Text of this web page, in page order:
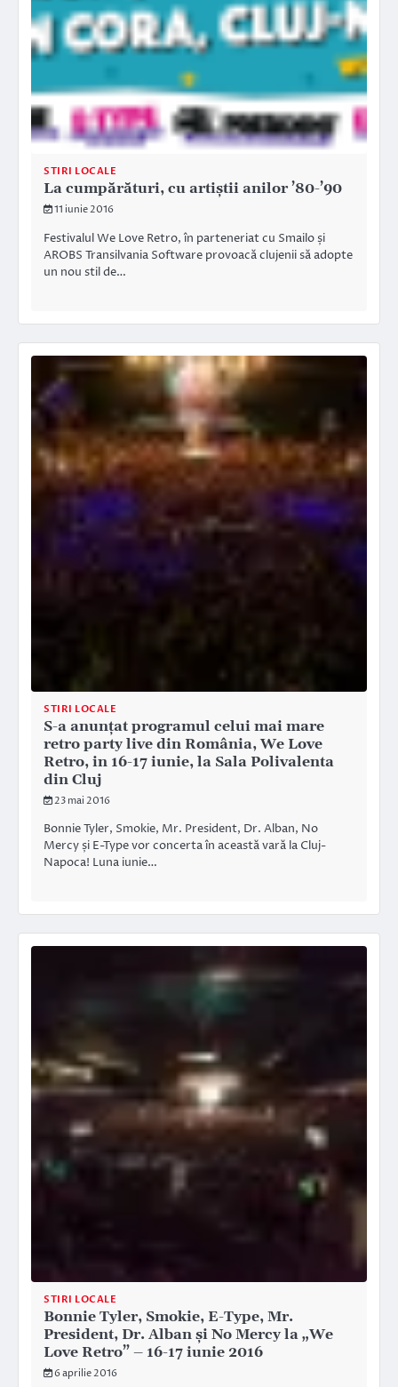
STIRI LOCALE
La cumpărături, cu artiștii anilor ’80-’90
11 iunie 2016
Festivalul We Love Retro, în parteneriat cu Smailo și
AROBS Transilvania Software provoacă clujenii să adopte
un nou stil de…
STIRI LOCALE
S-a anunțat programul celui mai mare
retro party live din România, We Love
Retro, in 16-17 iunie, la Sala Polivalenta
din Cluj
23 mai 2016
Bonnie Tyler, Smokie, Mr. President, Dr. Alban, No
Mercy și E-Type vor concerta în această vară la Cluj-
Napoca! Luna iunie…
STIRI LOCALE
Bonnie Tyler, Smokie, E-Type, Mr.
President, Dr. Alban și No Mercy la „We
Love Retro” – 16-17 iunie 2016
6 aprilie 2016